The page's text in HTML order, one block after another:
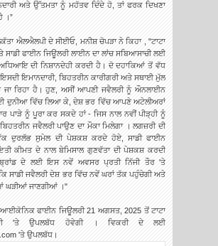
ਅਤੇ ਉੱਤਮਤਾ ਨੂੰ ਮਹੱਤਵ ਦਿੰਦੇ ਹੋ, ਤਾਂ ਫਰਕ ਦਿਖਣਾ
।”
ਐਲਐਲਪੀ ਦੇ ਸੀਈਓ, ਮਨੀਸ਼ ਚੋਪੜਾ ਨੇ ਕਿਹਾ , "ਟਾਟਾ
ਸਾਡੀ ਫਾਈਨ ਜਿਊਲਰੀ ਲਾਈਨ ਦਾ ਲਾਂਚ ਸਬਿਆਸਾਚੀ ਲਈ
ਦੀ ਨਿਸ਼ਾਨਦੇਹੀ ਕਰਦੀ ਹੈ। ਦੋ ਦਹਾਕਿਆਂ ਤੋਂ ਵੱਧ
ਇਮਾਨਦਾਰੀ, ਬਿਹਤਰੀਨ ਕਾਰੀਗਰੀ ਅਤੇ ਸਥਾਈ ਮੁੱਲ
ਜਾ ਰਿਹਾ ਹੈ। ਹੁਣ, ਅਸੀਂ ਆਪਣੀ ਜਵੈਲਰੀ ਨੂੰ ਔਨਲਾਈਨ
ਦੁਨੀਆ ਵਿੱਚ ਲਿਆ ਕੇ, ਦੇਸ਼ ਭਰ ਵਿੱਚ ਆਪਣੇ ਅਟੇਲੀਅਰਾਂ
ਪਾੜੇ ਨੂੰ ਪੂਰਾ ਕਰ ਸਕਦੇ ਹਾਂ - ਜਿਸ ਨਾਲ ਨਵੀਂ ਪੀੜ੍ਹੀ ਨੂੰ
ਜਵੈਲਰੀ ਪਾਉਣ ਦਾ ਮੌਕਾ ਮਿਲੇਗਾ । ਲਗਜ਼ਰੀ ਦੀ
ਦੁਰਲੱਭ ਸੁਮੇਲ ਦੀ ਪੇਸ਼ਕਸ਼ ਕਰਦੇ ਹੋਏ, ਸਾਡੀ ਫਾਈਨ
ਕੀਮਤ ਦੇ ਨਾਲ ਬੇਮਿਸਾਲ ਗੁਣਵੱਤਾ ਦੀ ਪੇਸ਼ਕਸ਼ ਕਰਦੀ
ਦੇ ਲਈ ਇਸ ਨਵੇਂ ਅਵਸਰ ਪ੍ਰਤੀ ਨਿੱਜੀ ਤੌਰ 'ਤੇ
ਸਾਡੀ ਜਵੈਲਰੀ ਦੇਸ਼ ਭਰ ਵਿੱਚ ਨਵੇਂ ਘਰਾਂ ਤੱਕ ਪਹੁੰਚੇਗੀ ਅਤੇ
ਘੜੀਆਂ ਜਾਣਗੀਆਂ ।"
ਆਈਕੋਨਿਕ ਫਾਈਨ ਜਿਊਲਰੀ 21 ਅਗਸਤ, 2025 ਤੋਂ ਟਾਟਾ
'ਤੇ ਉਪਲਬੱਧ ਹੋਵੇਗੀ । ਵਿਕਰੀ ਦੇ ਲਈ
'ਤੇ ਉਪਲਬੱਧ।